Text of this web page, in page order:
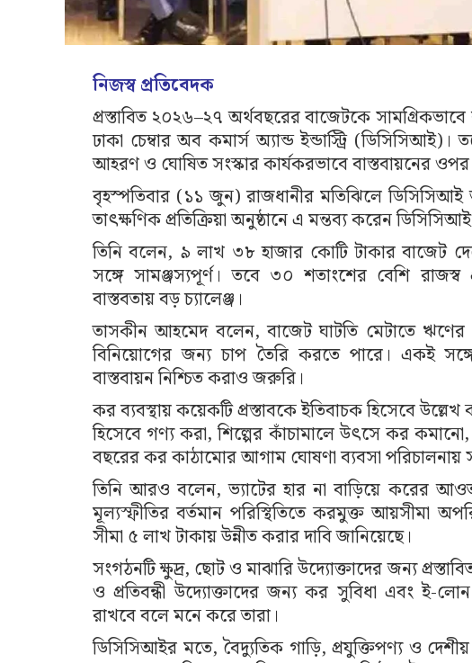
নিজস্ব প্রতিবেদক
প্রস্তাবিত ২০২৬–২৭ অর্থবছরের বাজেটকে
ঢাকা চেম্বার অব কমার্স অ্যান্ড ইন্ডাস্ট্রি
আহরণ ও ঘোষিত সংস্কার কার্যকরভাবে বাস্তবায়নের
বৃহস্পতিবার (১১ জুন) রাজধানীর মতিঝিলে
তাৎক্ষণিক প্রতিক্রিয়া অনুষ্ঠানে এ মন্তব্য করেন
তিনি বলেন, ৯ লাখ ৩৮ হাজার কোটি টাকার বাজেট
সঙ্গে সামঞ্জস্যপূর্ণ। তবে ৩০ শতাংশের বেশি রাজস্ব
বাস্তবতায় বড় চ্যালেঞ্জ।
তাসকীন আহমেদ বলেন, বাজেট ঘাটতি মেটাতে ঋণের
বিনিয়োগের জন্য চাপ তৈরি করতে পারে। একই
বাস্তবায়ন নিশ্চিত করাও জরুরি।
কর ব্যবস্থায় কয়েকটি প্রস্তাবকে ইতিবাচক হিসেবে
হিসেবে গণ্য করা, শিল্পের কাঁচামালে উৎসে কর
বছরের কর কাঠামোর আগাম ঘোষণা ব্যবসা পরিচালনায়
তিনি আরও বলেন, ভ্যাটের হার না বাড়িয়ে করের
মূল্যস্ফীতির বর্তমান পরিস্থিতিতে করমুক্ত আয়সীমা
সীমা ৫ লাখ টাকায় উন্নীত করার দাবি জানিয়েছে।
সংগঠনটি ক্ষুদ্র, ছোট ও মাঝারি উদ্যোক্তাদের জন্য
ও প্রতিবন্ধী উদ্যোক্তাদের জন্য কর সুবিধা এবং ই-
রাখবে বলে মনে করে তারা।
ডিসিসিআইর মতে, বৈদ্যুতিক গাড়ি, প্রযুক্তিপণ্য ও